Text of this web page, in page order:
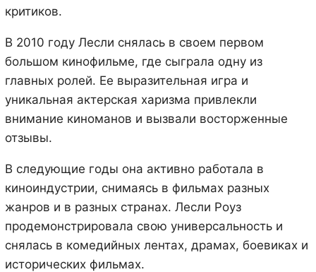
критиков.
В 2010 году Лесли снялась в своем первом
большом кинофильме, где сыграла одну из
главных ролей. Ее выразительная игра и
уникальная актерская харизма привлекли
внимание киноманов и вызвали восторженные
отзывы.
В следующие годы она активно работала в
киноиндустрии, снимаясь в фильмах разных
жанров и в разных странах. Лесли Роуз
продемонстрировала свою универсальность и
снялась в комедийных лентах, драмах, боевиках и
исторических фильмах.